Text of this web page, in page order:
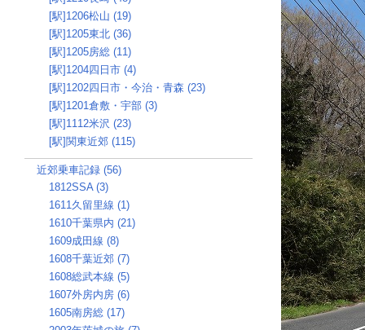
[駅]1206松山 (19)
[駅]1205東北 (36)
[駅]1205房総 (11)
[駅]1204四日市 (4)
[駅]1202四日市・今治・青森 (23)
[駅]1201倉敷・宇部 (3)
[駅]1112米沢 (23)
[駅]関東近郊 (115)
近郊乗車記録 (56)
1812SSA (3)
1611久留里線 (1)
1610千葉県内 (21)
1609成田線 (8)
1608千葉近郊 (7)
1608総武本線 (5)
1607外房内房 (6)
1605南房総 (17)